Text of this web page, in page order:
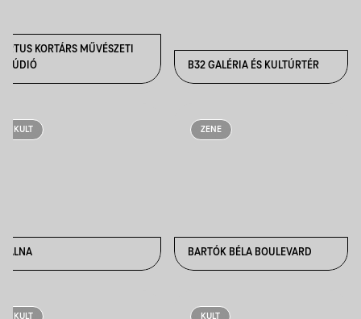
ARTUS KORTÁRS MŰVÉSZETI
STÚDIÓ
B32 GALÉRIA ÉS KULTÚRTÉR
KULT
BÁLNA
ZENE
BARTÓK BÉLA BOULEVARD
KULT KULT